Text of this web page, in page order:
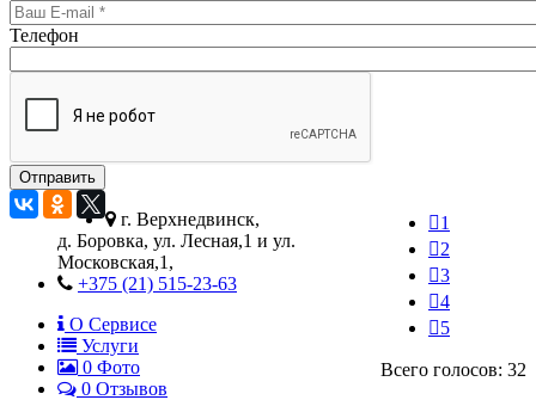
Телефон
1
2
3
4
5
Всего голосов: 32
г. Верхнедвинск,
д. Боровка, ул. Лесная,1 и ул.
Московская,1,
+375 (21) 515-23-63
О Сервисе
Услуги
0 Фото
0 Отзывов